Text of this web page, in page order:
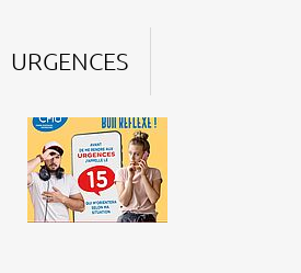
URGENCES